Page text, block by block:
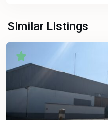
Similar Listings